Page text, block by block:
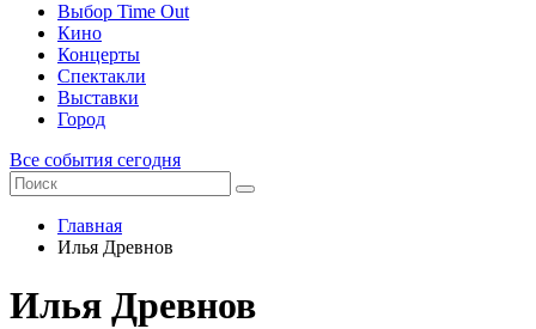
Выбор Time Out
Кино
Концерты
Спектакли
Выставки
Город
Все события сегодня
Главная
Илья Древнов
Илья Древнов